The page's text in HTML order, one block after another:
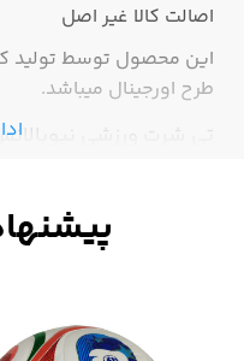
اصالت کالا غیر اصل
این محصول توسط تولید
طرح اورجینال میباشد.